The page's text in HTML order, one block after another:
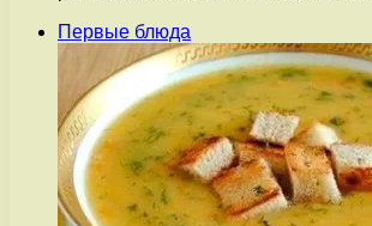
Первые блюда